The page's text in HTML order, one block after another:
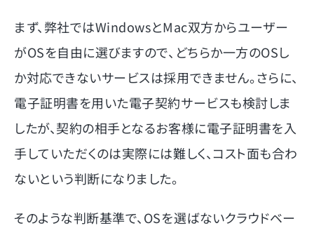
まず、弊社ではWindowsとMac双方からユーザー
がOSを自由に選びますので、どちらか一方のOSし
か対応できないサービスは採用できません。さらに、
電子証明書を用いた電子契約サービスも検討しま
したが、契約の相手となるお客様に電子証明書を入
手していただくのは実際には難しく、コスト面も合わ
ないという判断になりました。
そのような判断基準で、OSを選ばないクラウドベー